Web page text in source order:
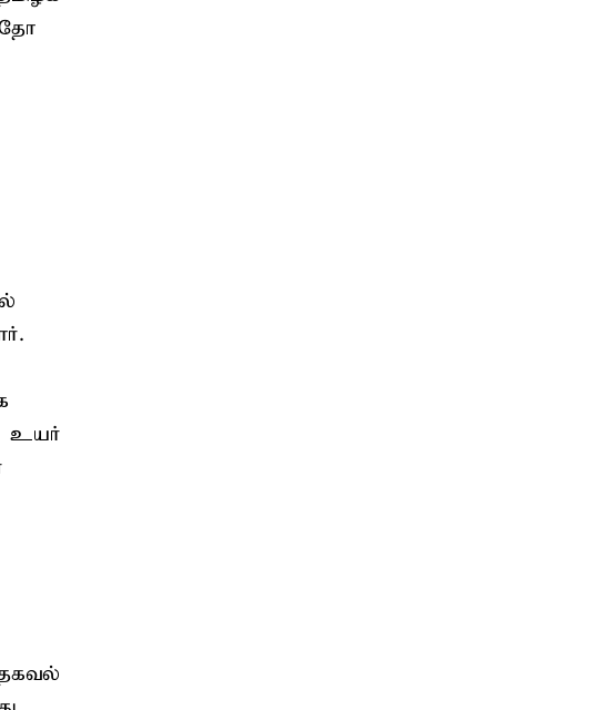
உயர்